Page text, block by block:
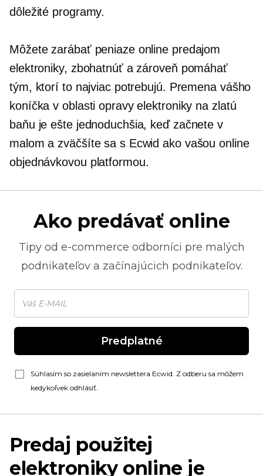
dôležité programy.
Môžete zarábať peniaze online predajom
elektroniky, zbohatnúť a zároveň pomáhať
tým, ktorí to najviac potrebujú. Premena vášho
koníčka v oblasti opravy elektroniky na zlatú
baňu je ešte jednoduchšia, keď začnete v
malom a zväčšíte sa s Ecwid ako vašou online
objednávkovou platformou.
Ako predávať online
Tipy od e-commerce odborníci pre malých
podnikateľov a začínajúcich podnikateľov.
Predplatné
Súhlasím so zasielaním newslettera Ecwid. Z odberu sa môžem
kedykoľvek odhlásiť.
Predaj použitej
elektroniky online je